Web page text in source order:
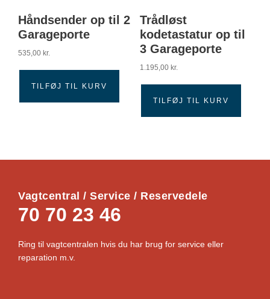
Håndsender op til 2
Garageporte
535,00 kr.
TILFØJ TIL KURV
Trådløst
kodetastatur op til
3 Garageporte
1.195,00 kr.
TILFØJ TIL KURV
Vagtcentral / Service / Reservedele
70 70 23 46
Ring til vagtcentralen hvis du har brug for service eller
reparation m.v.